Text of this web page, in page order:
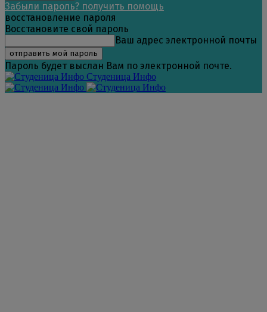
Забыли пароль? получить помощь
восстановление пароля
Восстановите свой пароль
Ваш адрес электронной почты
Пароль будет выслан Вам по электронной почте.
Студеница Инфо